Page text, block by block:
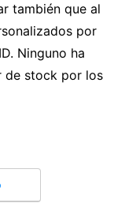
también que al
por
Ninguno ha
de stock por los